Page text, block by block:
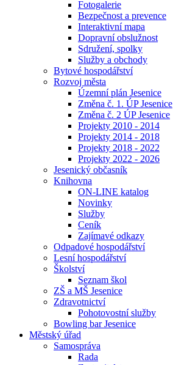
Fotogalerie
Bezpečnost a prevence
Interaktivní mapa
Dopravní obslužnost
Sdružení, spolky
Služby a obchody
Bytové hospodářství
Rozvoj města
Územní plán Jesenice
Změna č. 1. ÚP Jesenice
Změna č. 2 ÚP Jesenice
Projekty 2010 - 2014
Projekty 2014 - 2018
Projekty 2018 - 2022
Projekty 2022 - 2026
Jesenický občasník
Knihovna
ON-LINE katalog
Novinky
Služby
Ceník
Zajímavé odkazy
Odpadové hospodářství
Lesní hospodářství
Školství
Seznam škol
ZŠ a MŠ Jesenice
Zdravotnictví
Pohotovostní služby
Bowling bar Jesenice
Městský úřad
Samospráva
Rada